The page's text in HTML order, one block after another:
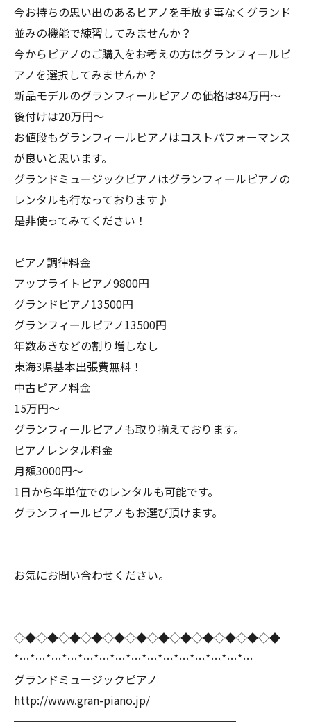
今お持ちの思い出のあるピアノを手放す事なくグランド
並みの機能で練習してみませんか？
今からピアノのご購入をお考えの方はグランフィールピ
アノを選択してみませんか？
新品モデルのグランフィールピアノの価格は84万円〜
後付けは20万円〜
お値段もグランフィールピアノはコストパフォーマンス
が良いと思います。
グランドミュージックピアノはグランフィールピアノの
レンタルも行なっております♪
是非使ってみてください！
ピアノ調律料金
アップライトピアノ9800円
グランドピアノ13500円
グランフィールピアノ13500円
年数あきなどの割り増しなし
東海3県基本出張費無料！
中古ピアノ料金
15万円〜
グランフィールピアノも取り揃えております。
ピアノレンタル料金
月額3000円〜
1日から年単位でのレンタルも可能です。
グランフィールピアノもお選び頂けます。
お気にお問い合わせください。
◇◆◇◆◇◆◇◆◇◆◇◆◇◆◇◆◇◆◇◆◇◆◇◆
*…*…*…*…*…*…*…*…*…*…*…*…*…*…*…
グランドミュージックピアノ
http://www.gran-piano.jp/
━━━━━━━━━━━━━━━━━━━━